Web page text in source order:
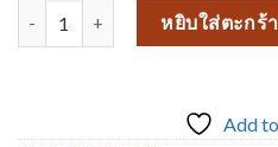
จำนวน ผ้าฝ้าย 509-11 ชิ้นหยิบใส่ตะกร้า
Add